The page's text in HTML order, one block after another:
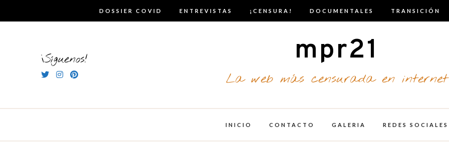
DOSSIER COVID ENTREVISTAS ¡CENSURA! DOCUMENTALES TRANSICIÓN
¡Síguenos! mpr21
La web más censurada en internet
INICIO CONTACTO GALERIA REDES SOCIALES